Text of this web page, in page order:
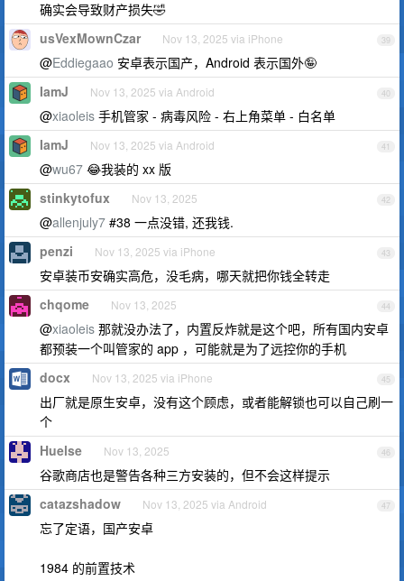
确实会导致财产损失🤣
39
usVexMownCzar Nov 13, 2025 via iPhone
@Eddiegaao 安卓表示国产，Android 表示国外🤪
40
IamJ Nov 13, 2025 via Android
@xiaoleis 手机管家 - 病毒风险 - 右上角菜单 - 白名单
41
IamJ Nov 13, 2025 via Android
@wu67 😂我装的 xx 版
42
stinkytofux Nov 13, 2025
@allenjuly7 #38 一点没错, 还我钱.
43
penzi Nov 13, 2025 via iPhone
安卓装币安确实高危，没毛病，哪天就把你钱全转走
44
chqome Nov 13, 2025
@xiaoleis 那就没办法了，内置反炸就是这个吧，所有国内安卓
都预装一个叫管家的 app ，可能就是为了远控你的手机
45
docx Nov 13, 2025 via iPhone
出厂就是原生安卓，没有这个顾虑，或者能解锁也可以自己刷一
个
46
Huelse Nov 13, 2025
谷歌商店也是警告各种三方安装的，但不会这样提示
47
catazshadow Nov 13, 2025 via Android
忘了定语，国产安卓
1984 的前置技术